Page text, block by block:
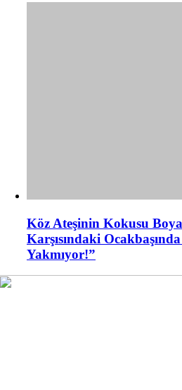
Köz Ateşinin Kokusu
Karşısındaki
Yakmıyor!”